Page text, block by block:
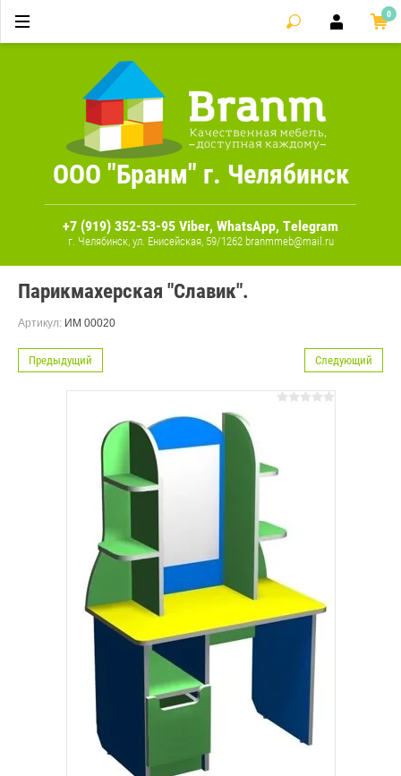
0
ООО "Бранм" г. Челябинск
+7 (919) 352-53-95 Viber, WhatsApp, Telegram
г. Челябинск, ул. Енисейская, 59/1262 branmmeb@mail.ru
Парикмахерская "Славик".
Артикул: ИМ 00020
Предыдущий Следующий